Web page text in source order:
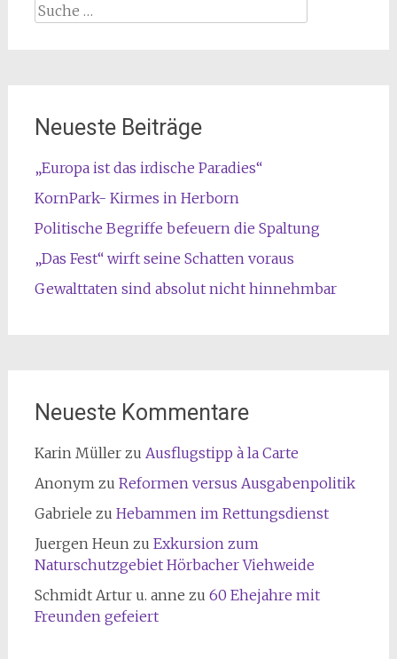
Suche
Neueste Beiträge
„Europa ist das irdische Paradies“
KornPark- Kirmes in Herborn
Politische Begriffe befeuern die Spaltung
„Das Fest“ wirft seine Schatten voraus
Gewalttaten sind absolut nicht hinnehmbar
Neueste Kommentare
Karin Müllerzu Ausflugstipp à la Carte
Anonymzu Reformen versus Ausgabenpolitik
Gabriele zu Hebammen im Rettungsdienst
Juergen Heunzu Exkursion zum
Naturschutzgebiet Hörbacher Viehweide
Schmidt Artur u. anne zu 60 Ehejahre mit
Freunden gefeiert